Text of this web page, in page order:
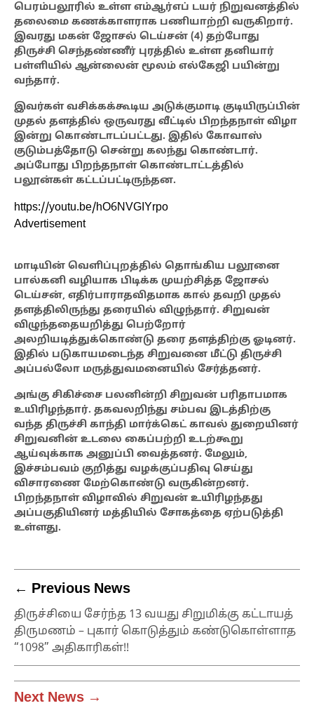
பெரம்பலூரில் உள்ள எம்ஆர்எப் டயர் நிறுவனத்தில்
தலைமை கணக்காளராக பணியாற்றி வருகிறார்.
இவரது மகன் ஜோசல் டெய்சன் (4) தற்போது
திருச்சி செந்தண்ணீர் புரத்தில் உள்ள தனியார்
பள்ளியில் ஆன்லைன் மூலம் எல்கேஜி பயின்று
வந்தார்.
இவர்கள் வசிக்கக்கூடிய அடுக்குமாடி குடியிருப்பின்
முதல் தளத்தில் ஒருவரது வீட்டில் பிறந்தநாள் விழா
இன்று கொண்டாடப்பட்டது. இதில் கோவாஸ்
குடும்பத்தோடு சென்று கலந்து கொண்டார்.
அப்போது பிறந்தநாள் கொண்டாட்டத்தில்
பலூன்கள் கட்டப்பட்டிருந்தன.
https://youtu.be/hO6NVGIYrpo
Advertisement
மாடியின் வெளிப்புறத்தில் தொங்கிய பலூனை
பால்கனி வழியாக பிடிக்க முயற்சித்த ஜோசல்
டெய்சன், எதிர்பாராதவிதமாக கால் தவறி முதல்
தளத்திலிருந்து தரையில் விழுந்தார். சிறுவன்
விழுந்ததையறித்து பெற்றோர்
அலறியடித்துக்கொண்டு தரை தளத்திற்கு ஓடினர்.
இதில் படுகாயமடைந்த சிறுவனை மீட்டு திருச்சி
அப்பல்லோ மருத்துவமனையில் சேர்த்தனர்.
அங்கு சிகிச்சை பலனின்றி சிறுவன் பரிதாபமாக
உயிரிழந்தார். தகவலறிந்து சம்பவ இடத்திற்கு
வந்த திருச்சி காந்தி மார்க்கெட் காவல் துறையினர்
சிறுவனின் உடலை கைப்பற்றி உடற்கூறு
ஆய்வுக்காக அனுப்பி வைத்தனர். மேலும்,
இச்சம்பவம் குறித்து வழக்குப்பதிவு செய்து
விசாரணை மேற்கொண்டு வருகின்றனர்.
பிறந்தநாள் விழாவில் சிறுவன் உயிரிழந்தது
அப்பகுதியினர் மத்தியில் சோகத்தை ஏற்படுத்தி
உள்ளது.
← Previous News
திருச்சியை சேர்ந்த 13 வயது சிறுமிக்கு கட்டாயத்
திருமணம் – புகார் கொடுத்தும் கண்டுகொள்ளாத
“1098” அதிகாரிகள்!!
Next News →